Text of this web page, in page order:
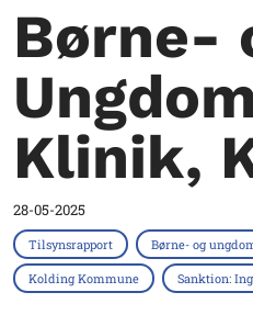
Børne-
Klinik,
28-05-2025
Tilsynsrapport Børne- og
Kolding Kommune Sanktion: